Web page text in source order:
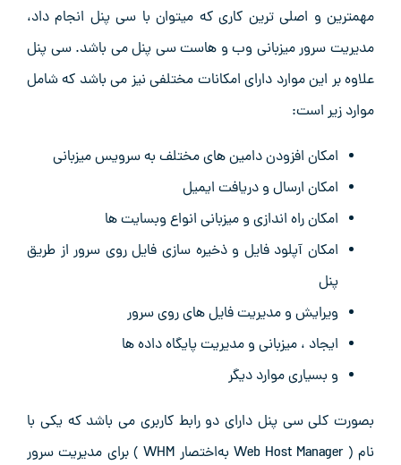
مهمترین و اصلی ترین کاری که میتوان با سی پنل انجام داد،
مدیریت سرور میزبانی وب و هاست سی پنل می باشد. سی پنل
علاوه بر این موارد دارای امکانات مختلفی نیز می باشد که شامل
موارد زیر است:
امکان افزودن دامین های مختلف به سرویس میزبانی
امکان ارسال و دریافت ایمیل
امکان راه اندازی و میزبانی انواع وبسایت ها
امکان آپلود فایل و ذخیره سازی فایل روی سرور از طریق
پنل
ویرایش و مدیریت فایل های روی سرور
ایجاد ، میزبانی و مدیریت پایگاه داده ها
و بسیاری موارد دیگر
بصورت کلی سی پنل دارای دو رابط کاربری می باشد که یکی با
نام ( Web Host Manager به‌اختصار WHM ) برای مدیریت سرور